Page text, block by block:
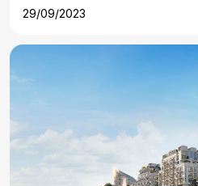
Invest năm 2023 được tổ chức
29/09/2023